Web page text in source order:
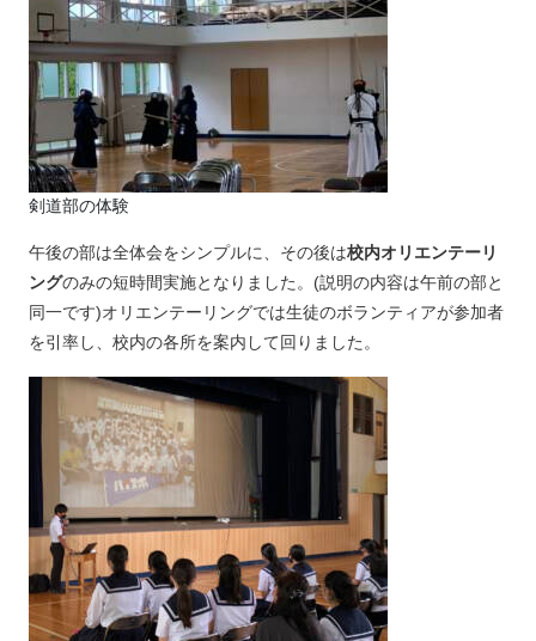
剣道部の体験
午後の部は全体会をシンプルに、その後は校内オリエンテーリ
ングのみの短時間実施となりました。(説明の内容は午前の部と
同一です)オリエンテーリングでは生徒のボランティアが参加者
を引率し、校内の各所を案内して回りました。